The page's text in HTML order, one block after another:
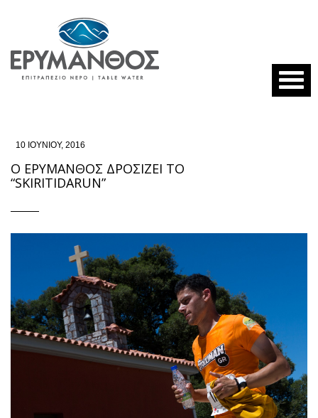
10 ΙΟΥΝΊΟΥ, 2016
Ο ΕΡΎΜΑΝΘΟΣ ΔΡΟΣΊΖΕΙ ΤΟ
“SKIRITIDARUN”